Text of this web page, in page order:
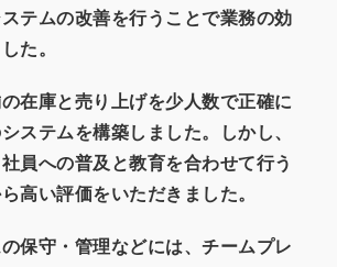
テムの改善を行うことで業務の効
た。
の在庫と売り上げを少人数で正確に
ステムを構築しました。しかし、
員への普及と教育を合わせて行う
高い評価をいただきました。
の保守・管理などには、チームプレ